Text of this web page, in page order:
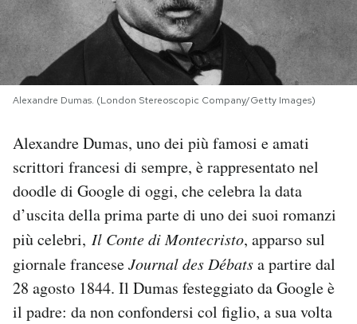
NEWSLETTER
I MIEI PREFERITI
CALENDARIO
AREA PERSONALE
Area Personale
Newsletter
Notifiche mobile
Regala il Post
Alexandre Dumas. (London Stereoscopic Company/Getty Images)
Alexandre Dumas, uno dei più famosi e amati
scrittori francesi di sempre, è rappresentato nel
doodle di Google di oggi, che celebra la data
d’uscita della prima parte di uno dei suoi romanzi
più celebri, Il Conte di Montecristo, apparso sul
giornale franceseJournal des Débatsa partire dal
28 agosto 1844. Il Dumas festeggiato da Google è
il padre: da non confondersi col figlio, a sua volta